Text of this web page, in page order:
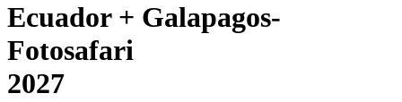
Ecuador + Galapagos-
Fotosafari
2027